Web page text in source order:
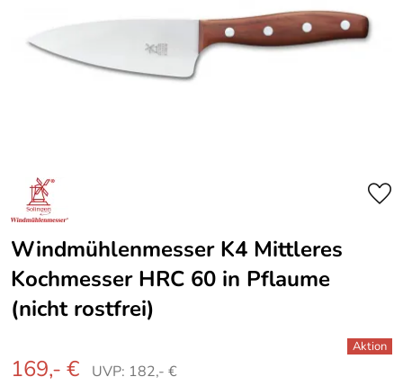
Windmühlenmesser K4 Mittleres
Kochmesser HRC 60 in Pflaume
(nicht rostfrei)
169,- € UVP: 182,- €